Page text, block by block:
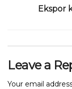
Ekspor
Leave a
Your email